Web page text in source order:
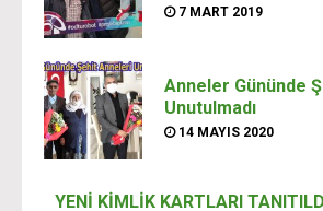
7 MART 2019
Anneler Gününde
Unutulmadı
14 MAYIS 2020
YENİ KİMLİK KARTLARI TANITILDI